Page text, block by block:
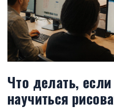
Что делать,
научиться